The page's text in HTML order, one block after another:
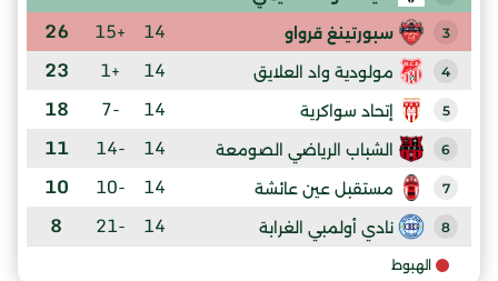
3 سبورتينغ قرواو 14
+15
26
4 مولودية واد العلايق 14
+1
23
5 إتحاد سواكرية 14
-7
18
6 الشباب الرياضي الصومعة 14
-14
11
7 مستقبل عين عائشة 14
-10
10
8 نادي أولمبي الغرابة 14
-21
8
الهبوط